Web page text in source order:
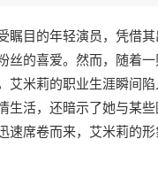
瞩目的年轻演员，凭借
丝的喜爱。然而，随着
艾米莉的职业生涯瞬间
生活，还暗示了她与某
速席卷而来，艾米莉的